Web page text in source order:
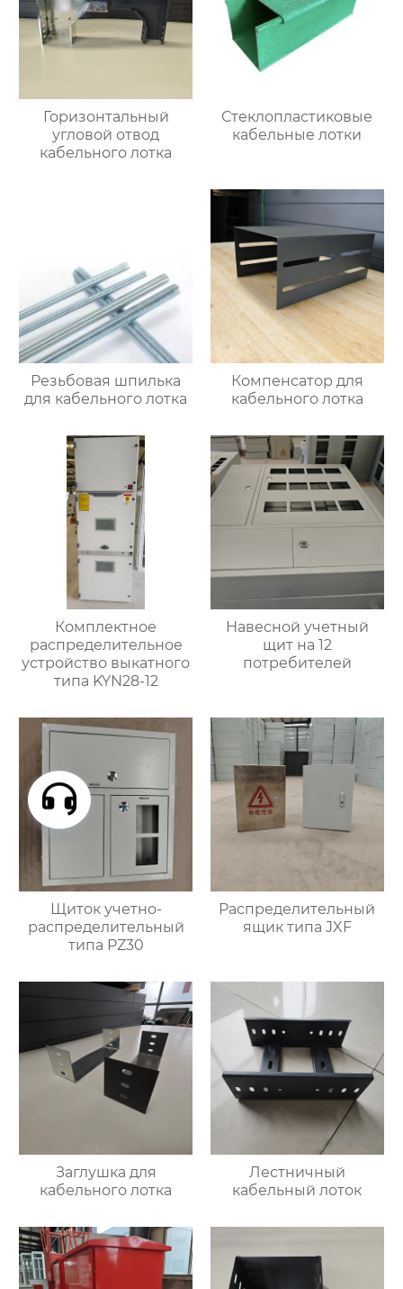
Горизонтальный
угловой отвод
кабельного лотка
Стеклопластиковые
кабельные лотки
Резьбовая шпилька
для кабельного лотка
Компенсатор для
кабельного лотка
Комплектное
распределительное
устройство выкатного
типа KYN28-12
Навесной учетный
щит на 12
потребителей
Щиток учетно-
распределительный
типа PZ30
Распределительный
ящик типа JXF
Заглушка для
кабельного лотка
Лестничный
кабельный лоток